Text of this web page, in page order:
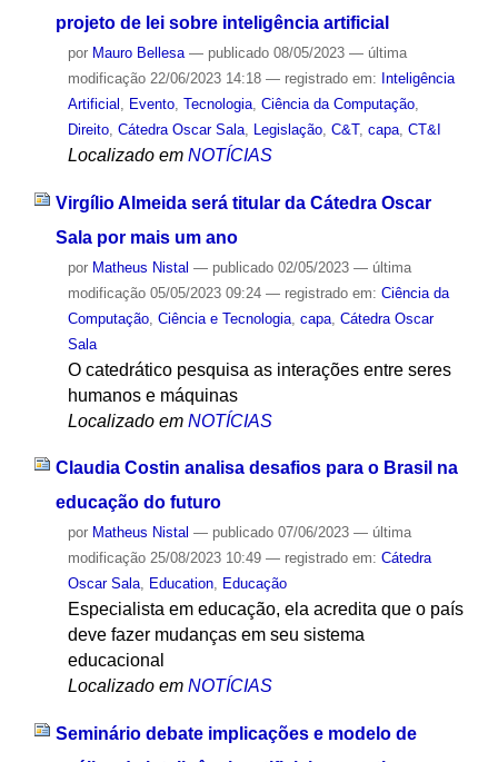
projeto de lei sobre inteligência artificial
por Mauro Bellesa — publicado08/05/2023 — última
modificação22/06/2023 14:18 — registrado em: Inteligência
Artificial , Evento, Tecnologia, Ciência da Computação,
Direito, Cátedra Oscar Sala, Legislação, C&T, capa, CT&I
Localizado em NOTÍCIAS
Virgílio Almeida será titular da Cátedra Oscar
Sala por mais um ano
por Matheus Nistal — publicado02/05/2023 — última
modificação05/05/2023 09:24 — registrado em: Ciência da
Computação, Ciência e Tecnologia, capa, Cátedra Oscar
Sala
O catedrático pesquisa as interações entre seres
humanos e máquinas
Localizado em NOTÍCIAS
Claudia Costin analisa desafios para o Brasil na
educação do futuro
por Matheus Nistal — publicado07/06/2023 — última
modificação25/08/2023 10:49 — registrado em: Cátedra
Oscar Sala, Education, Educação
Especialista em educação, ela acredita que o país
deve fazer mudanças em seu sistema
educacional
Localizado em NOTÍCIAS
Seminário debate implicações e modelo de